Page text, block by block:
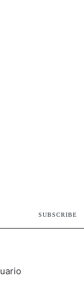
SUBSCRIBE